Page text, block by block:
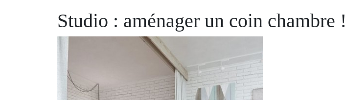
Studio : aménager un coin chambre !